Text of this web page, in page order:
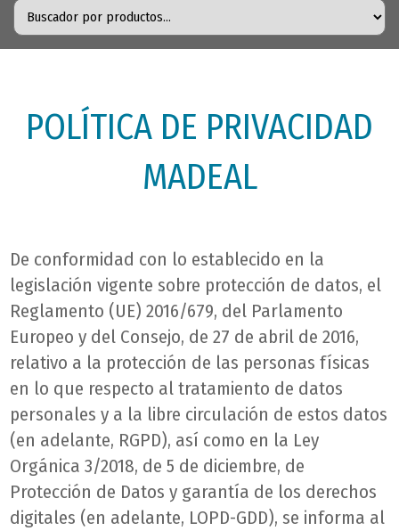
POLÍTICA DE PRIVACIDAD
MADEAL
De conformidad con lo establecido en la
legislación vigente sobre protección de datos, el
Reglamento (UE) 2016/679, del Parlamento
Europeo y del Consejo, de 27 de abril de 2016,
relativo a la protección de las personas físicas
en lo que respecto al tratamiento de datos
personales y a la libre circulación de estos datos
(en adelante, RGPD), así como en la Ley
Orgánica 3/2018, de 5 de diciembre, de
Protección de Datos y garantía de los derechos
digitales (en adelante, LOPD-GDD), se informa al